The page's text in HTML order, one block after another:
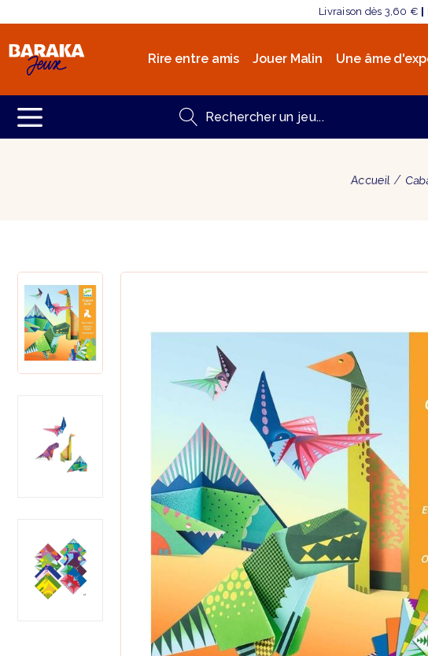
Livraison dès 3,60 €
Rire entre amis Jouer Malin Une âme
Accueil